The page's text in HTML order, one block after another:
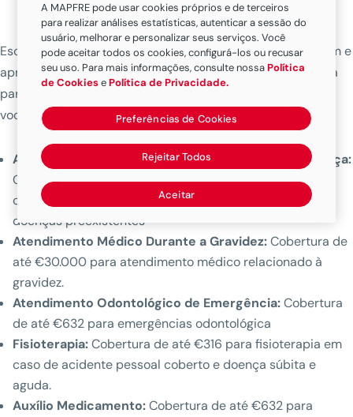
Escolha o plano que mais combina com seu tipo de viagem e
aproveite. A Seguro de viagem da MAPFRE está preparada
para resolver qualquer emergência ou eventualidade para
você.
Atendimento Médico em Caso de Acidente ou Doença:
Cobertura de até €30.000 para despesas médicas em
caso de acidente pessoal, doença súbita e aguda, ou
doenças preexistentes
Atendimento Médico Durante a Gravidez:Cobertura de
até €30.000 para atendimento médico relacionado à
gravidez.
Atendimento Odontológico de Emergência:Cobertura
de até €632 para emergências odontológica
Fisioterapia:Cobertura de até €316 para fisioterapia em
caso de acidente pessoal coberto e doença súbita e
aguda.
Auxílio Medicamento:Cobertura de até €632 para
A MAPFRE pode usar cookies próprios e de terceiros
para realizar análises estatísticas, autenticar a sessão do
usuário, melhorar e personalizar seus serviços. Você
pode aceitar todos os cookies, configurá-los ou recusar
seu uso. Para mais informações, consulte nossaPolítica
de CookiesePolítica de Privacidade.
Preferências de Cookies
Rejeitar Todos
Aceitar